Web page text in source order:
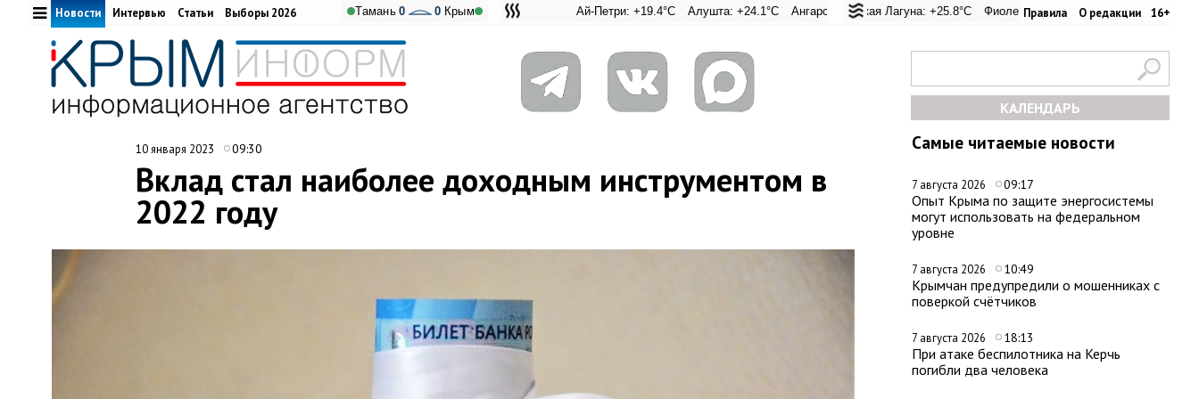
Правила О редакции 16+
Адмиральская Лагуна: +25.8°C Фиолент: +26.4°C Казачья бухта: +26.2°C
Ай-Петри: +19.4°C Алушта: +24.1°C Ангарский перевал: +20.6°C Евпатория: +24.4°C Керчь: +33.4°C Никитский
Тамань 0 0 Крым
Новости Интервью Статьи Выборы 2026
КАЛЕНДАРЬ
Самые читаемые новости
7 августа 2026 09:17
Опыт Крыма по защите энергосистемы
могут использовать на федеральном
уровне
7 августа 2026 10:49
Крымчан предупредили о мошенниках с
поверкой счётчиков
7 августа 2026 18:13
При атаке беспилотника на Керчь
погибли два человека
10 января 2023 09:30
Вклад стал наиболее доходным инструментом в
2022 году